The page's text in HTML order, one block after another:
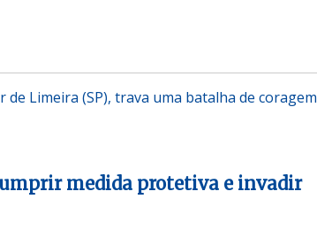
Limeira (SP), trava uma batalha de coragem
medida protetiva e invadir